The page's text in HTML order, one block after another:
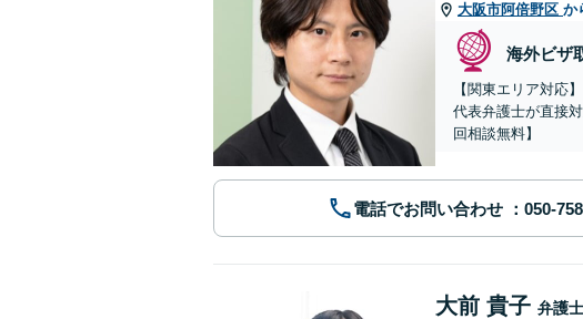
大阪市阿倍野区 か
海外ビザ
【関東エリア対応
代表弁護士が直接
回相談無料】
電話でお問い合わせ
大前 貴子 弁護士